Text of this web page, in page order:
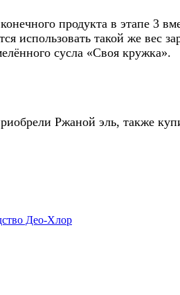
продукта в этапе 3
использовать такой же вес
сусла «Своя кружка».
Ржаной эль, также